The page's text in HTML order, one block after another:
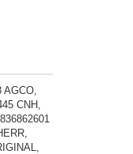
AGCO,
CNH,